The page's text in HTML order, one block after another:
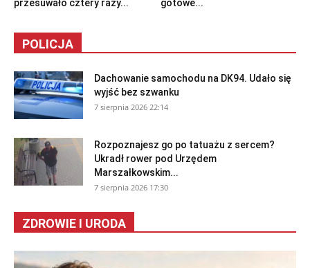
przesuwało cztery razy... gotowe...
POLICJA
Dachowanie samochodu na DK94. Udało się
wyjść bez szwanku
7 sierpnia 2026 22:14
Rozpoznajesz go po tatuażu z sercem?
Ukradł rower pod Urzędem
Marszałkowskim...
7 sierpnia 2026 17:30
ZDROWIE I URODA